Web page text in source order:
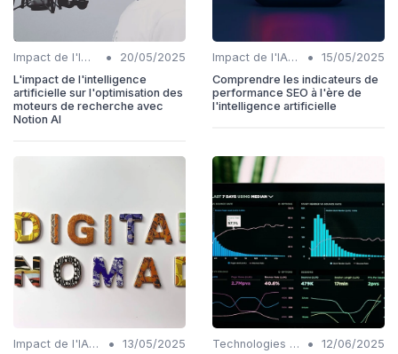
Impact de l'IA sur les rôles SEO •
20/05/2025
L'impact de l'intelligence
artificielle sur l'optimisation des
moteurs de recherche avec
Notion AI
Impact de l'IA sur les rôles SEO •
15/05/2025
Comprendre les indicateurs de
performance SEO à l'ère de
l'intelligence artificielle
Impact de l'IA sur les rôles SEO •
13/05/2025
Technologies émergentes en SEO IA •
12/06/2025